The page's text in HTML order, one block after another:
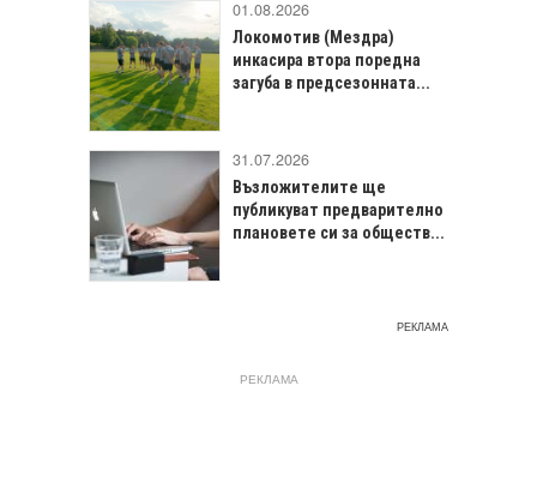
01.08.2026
Локомотив (Мездра)
инкасира втора поредна
загуба в предсезонната...
31.07.2026
Възложителите ще
публикуват предварително
плановете си за обществ...
РЕКЛАМА
РЕКЛАМА